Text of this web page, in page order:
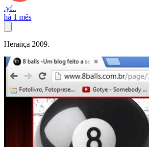
.yf..
há 1 mês
Herança 2009.